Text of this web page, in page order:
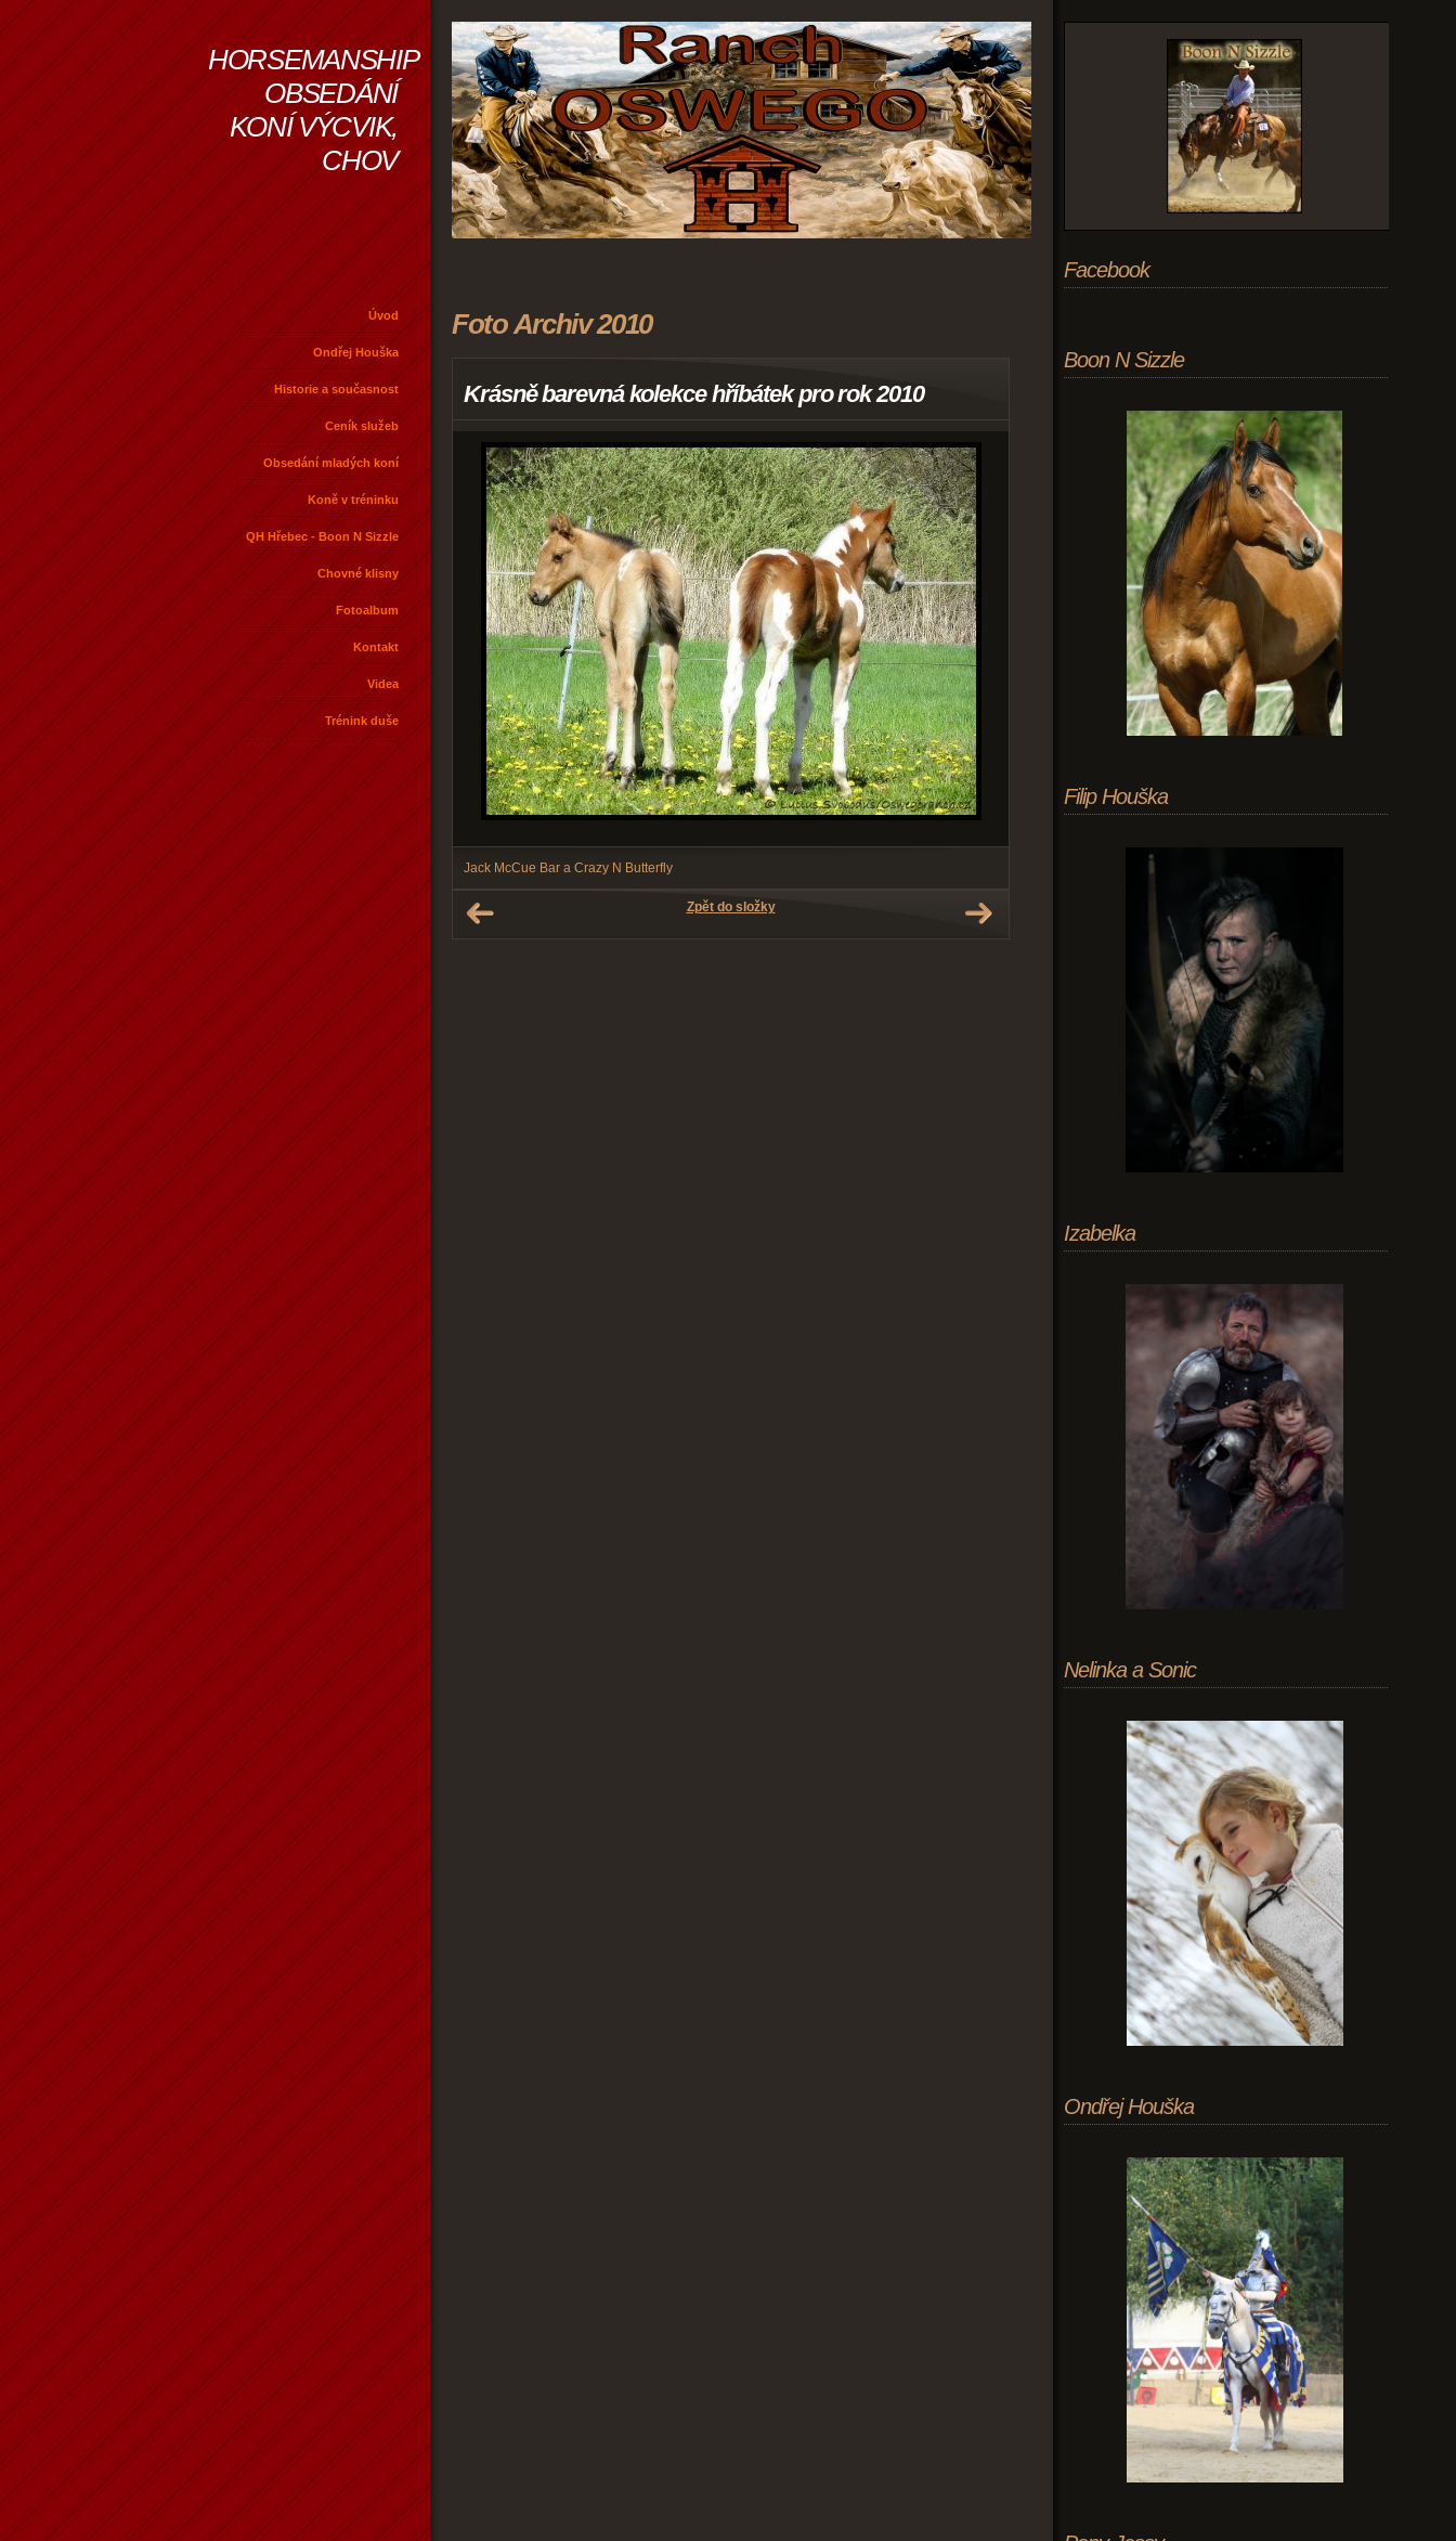
HORSEMANSHIP
OBSEDÁNÍ
KONÍ VÝCVIK,
CHOV
Úvod
Ondřej Houška
Historie a současnost
Ceník služeb
Obsedání mladých koní
Koně v tréninku
QH Hřebec - Boon N Sizzle
Chovné klisny
Fotoalbum
Kontakt
Videa
Trénink duše
Foto Archiv 2010
Krásně barevná kolekce hříbátek pro rok 2010
Jack McCue Bar a Crazy N Butterfly
Zpět do složky
Facebook
Boon N Sizzle
Filip Houška
Izabelka
Nelinka a Sonic
Ondřej Houška